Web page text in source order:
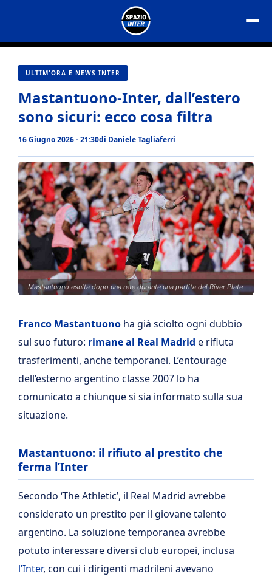
contenuto
ULTIM'ORA E NEWS INTER
Mastantuono-Inter, dall’estero
sono sicuri: ecco cosa filtra
16 Giugno 2026 - 21:30di Daniele Tagliaferri
Mastantuono esulta dopo una rete durante una partita del River Plate
Franco Mastantuono ha già sciolto ogni dubbio
sul suo futuro: rimane al Real Madrid e rifiuta
trasferimenti, anche temporanei. L’entourage
dell’esterno argentino classe 2007 lo ha
comunicato a chiunque si sia informato sulla sua
situazione.
Mastantuono: il rifiuto al prestito che
ferma l’Inter
Secondo ‘The Athletic’, il Real Madrid avrebbe
considerato un prestito per il giovane talento
argentino. La soluzione temporanea avrebbe
potuto interessare diversi club europei, inclusa
l’Inter, con cui i dirigenti madrileni avevano